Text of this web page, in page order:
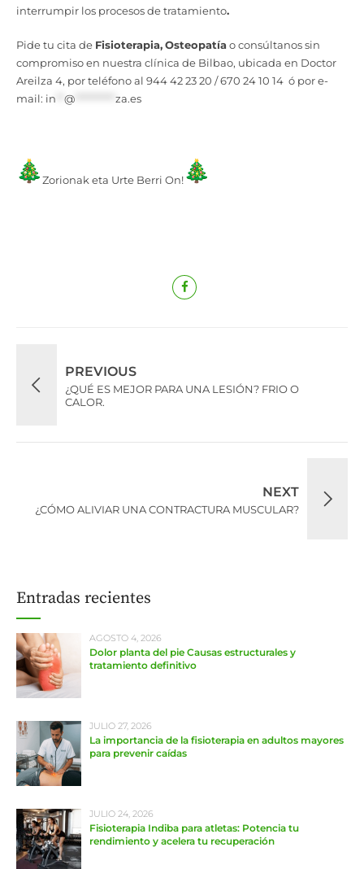
interrumpir los procesos de tratamiento.
Pide tu cita de Fisioterapia,Osteopatíao consúltanos sin
compromiso en nuestra clínica de Bilbao, ubicada en Doctor
Areilza 4, por teléfono al 944 42 23 20 / 670 24 10 14 ó por e-
mail: in @ za.es
Zorionak eta Urte Berri On!
PREVIOUS
¿QUÉ ES MEJOR PARA UNA LESIÓN? FRIO O
CALOR.
NEXT
¿CÓMO ALIVIAR UNA CONTRACTURA MUSCULAR?
Entradas recientes
AGOSTO 4, 2026
Dolor planta del pie Causas estructurales y
tratamiento definitivo
JULIO 27, 2026
La importancia de la fisioterapia en adultos mayores
para prevenir caídas
JULIO 24, 2026
Fisioterapia Indiba para atletas: Potencia tu
rendimiento y acelera tu recuperación